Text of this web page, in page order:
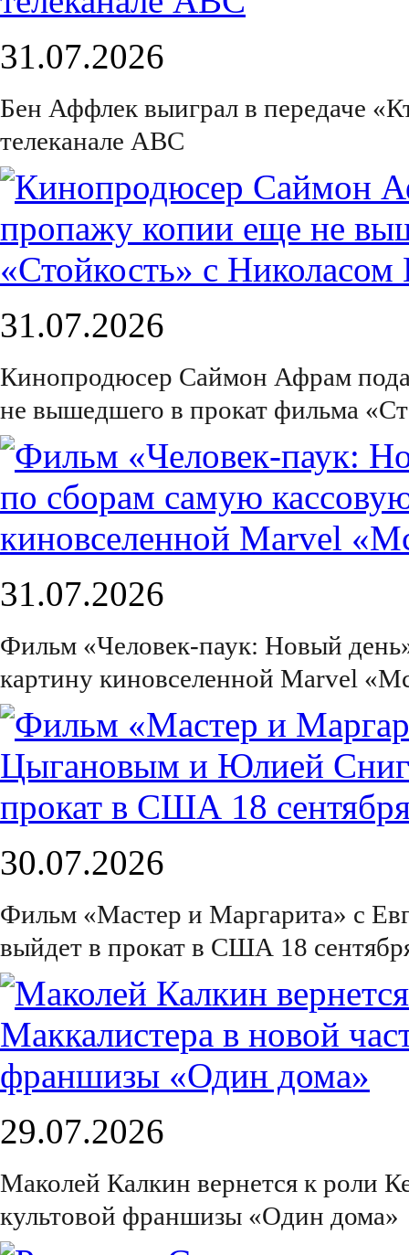
31.07.2026
Бен Аффлек выиграл в передаче
телеканале ABC
31.07.2026
Кинопродюсер Саймон Афрам
не вышедшего в прокат фильма
31.07.2026
Фильм «Человек-паук: Новый
картину киновселенной Marvel
30.07.2026
Фильм «Мастер и Маргарита» с
выйдет в прокат в США 18
29.07.2026
Маколей Калкин вернется к роли
культовой франшизы «Один дома»